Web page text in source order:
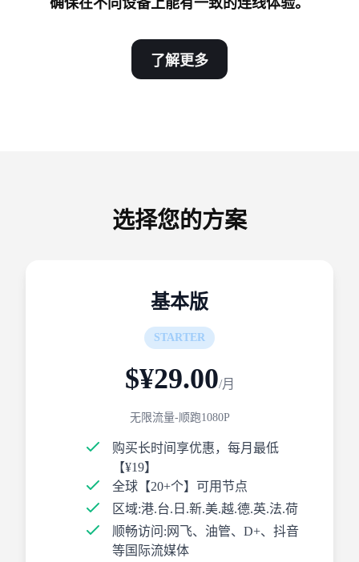
确保在不同设备上能有一致的连线体验。
了解更多
选择您的方案
基本版
STARTER
$¥29.00/月
无限流量-顺跑1080P
购买长时间享优惠，每月最低
【¥19】
全球【20+个】可用节点
区域:港.台.日.新.美.越.德.英.法.荷
顺畅访问:网飞、油管、D+、抖音
等国际流媒体